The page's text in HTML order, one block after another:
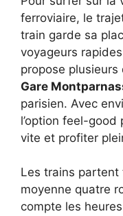
ferroviaire, le
train garde sa
voyageurs
propose
Gare
parisien. Avec
l’option feel-
vite et profiter
Les trains partent
moyenne quatre
compte les